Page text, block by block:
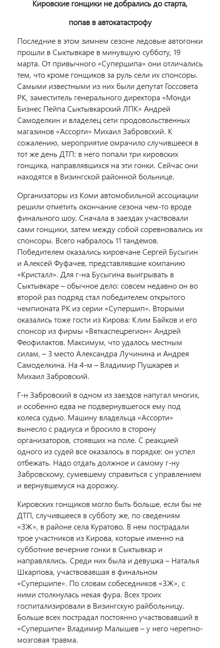
Кировские гонщики не добрались до старта,
попав в автокатастрофу
Последние в этом зимнем сезоне ледовые автогонки
прошли в Сыктывкаре в минувшую субботу, 19
марта. От привычного «Супершипа» они отличались
тем, что кроме гонщиков за руль сели их спонсоры.
Самыми известными из них были депутат Госсовета
РК, заместитель генерального директора «Монди
Бизнес Пейпа Сыктывкарский ЛПК» Андрей
Самоделкин и владелец сети продовольственных
магазинов «Ассорти» Михаил Забровский. К
сожалению, мероприятие омрачило случившееся в
тот же день ДТП: в него попали три кировских
гонщика, направлявшихся на эти гонки. Сейчас они
находятся в Визингской районной больнице.
Организаторы из Коми автомобильной ассоциации
решили отметить окончание сезона чем-то вроде
финального шоу. Сначала в заездах участвовали
сами гонщики, затем между собой соревновались их
спонсоры. Всего набралось 11 тандемов.
Победителем оказались кировчане Сергей Бусыгин
и Алексей Фуфачев, представлявшие компанию
«Кристалл». Для г-на Бусыгина выигрывать в
Сыктывкаре – обычное дело: совсем недавно он во
второй раз подряд стал победителем открытого
чемпионата РК из серии «Супершип». Вторыми
оказались тоже гости из Кирова: Клим Байков и его
спонсор из фирмы «Вяткаспецрегион» Андрей
Феофилактов. Максимум, что удалось местным
силам, – 3 место Александра Лучинина и Андрея
Самоделкина. На 4-м – Владимир Пушкарев и
Михаил Забровский.
Г-н Забровский в одном из заездов напугал многих,
и особенно едва не подвернувшегося ему под
колеса судью. Машину владельца «Ассорти»
вынесло с радиуса и бросило в сторону
организаторов, стоявших на поле. С реакцией
одного из судей все оказалось в порядке: он успел
отбежать. Надо отдать должное и самому г-ну
Забровскому, сумевшему справиться с управлением
и вернувшемуся на дорожку.
Кировских гонщиков могло быть больше, если бы не
ДТП, случившееся в субботу же, по сведениям
«ЗЖ», в районе села Куратово. В нем пострадали
трое участников из Кирова, которые именно на
субботние вечерние гонки в Сыктывкар и
направлялись. Среди них была и девушка – Наталья
Шкарпова, участвовавшая в финальном
«Супершипе». По словам собеседников «ЗЖ», с
ними столкнулась некая фура. Всех троих
госпитализировали в Визингскую райбольницу.
Больше всех пострадал постоянно участвовавший в
«Супершипе» Владимир Малышев – у него черепно-
мозговая травма.